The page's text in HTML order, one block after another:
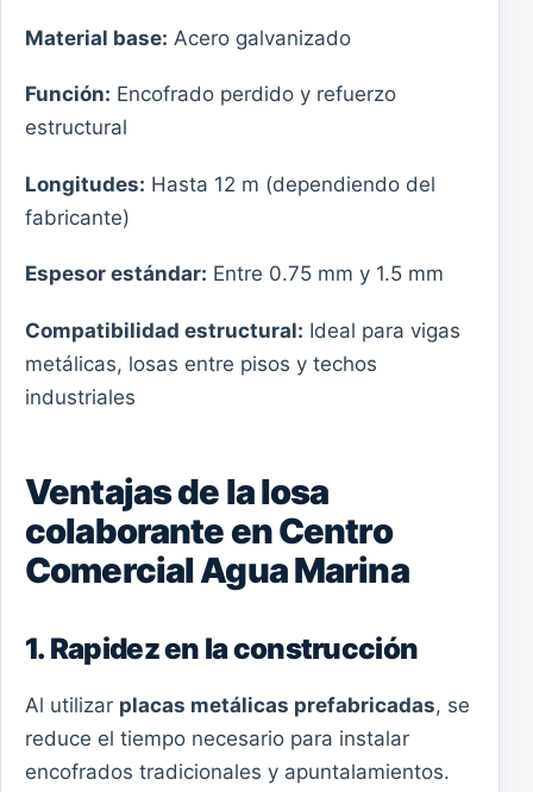
Material base: Acero galvanizado
Función: Encofrado perdido y refuerzo
estructural
Longitudes: Hasta 12 m (dependiendo del
fabricante)
Espesor estándar: Entre 0.75 mm y 1.5 mm
Compatibilidad estructural: Ideal para vigas
metálicas, losas entre pisos y techos
industriales
Ventajas de la losa
colaborante en Centro
Comercial Agua Marina
1. Rapidez en la construcción
Al utilizar placas metálicas prefabricadas, se
reduce el tiempo necesario para instalar
encofrados tradicionales y apuntalamientos.